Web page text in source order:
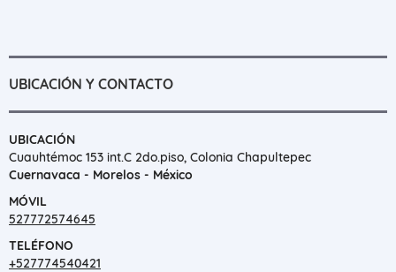
UBICACIÓN Y CONTACTO
UBICACIÓN
Cuauhtémoc 153 int.C 2do.piso, Colonia Chapultepec
Cuernavaca - Morelos - México
MÓVIL
527772574645
TELÉFONO
+527774540421